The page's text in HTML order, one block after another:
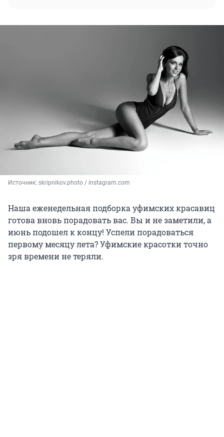
Источник: skripnikov.photo / instagram.com
Наша еженедельная подборка уфимских красавиц
готова вновь порадовать вас. Вы и не заметили, а
июнь подошел к концу! Успели порадоваться
первому месяцу лета? Уфимские красотки точно
зря времени не теряли.